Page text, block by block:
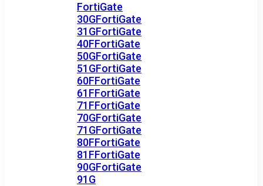
FortiGate
30GFortiGate
31GFortiGate
40FFortiGate
50GFortiGate
51GFortiGate
60FFortiGate
61FFortiGate
71FFortiGate
70GFortiGate
71GFortiGate
80FFortiGate
81FFortiGate
90GFortiGate
91G